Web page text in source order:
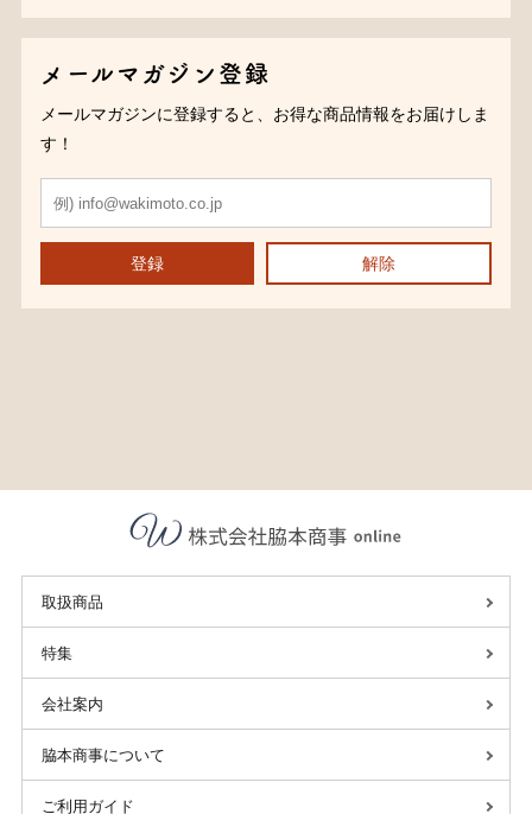
メールマガジン登録
メールマガジンに登録すると、お得な商品情報をお届けしま
す！
登録 解除
取扱商品
特集
会社案内
脇本商事について
ご利用ガイド